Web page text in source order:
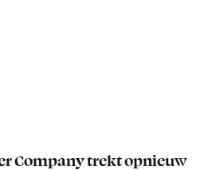
Company trekt opnieuw